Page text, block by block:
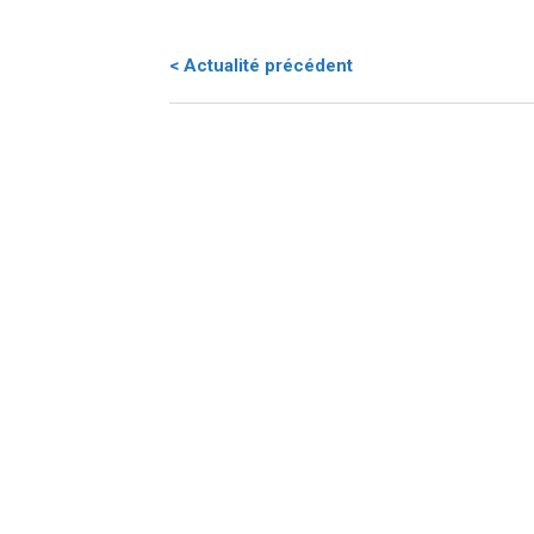
< Actualité précédent